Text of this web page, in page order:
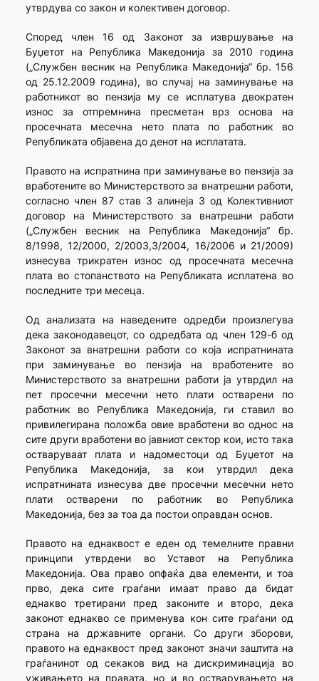
утврдува со закон и колективен договор.
Според член 16 од Законот за извршување на
Буџетот на Република Македонија за 2010 година
(„Службен весник на Република Македонија“ бр. 156
од 25.12.2009 година), во случај на заминување на
работникот во пензија му се исплатува двократен
износ за отпремнина пресметан врз основа на
просечната месечна нето плата по работник во
Републиката објавена до денот на исплатата.
Правото на испратнина при заминување во пензија за
вработените во Министерството за внатрешни работи,
согласно член 87 став 3 алинеја 3 од Колективниот
договор на Министерството за внатрешни работи
(„Службен весник на Република Македонија“ бр.
8/1998, 12/2000, 2/2003,3/2004, 16/2006 и 21/2009)
изнесува трикратен износ од просечната месечна
плата во стопанството на Републиката исплатена во
последните три месеца.
Од анализата на наведените одредби произлегува
дека законодавецот, со одредбата од член 129-б од
Законот за внатрешни работи со која испратнината
при заминување во пензија на вработените во
Министерството за внатрешни работи ја утврдил на
пет просечни месечни нето плати остварени по
работник во Република Македонија, ги ставил во
привилегирана положба овие вработени во однос на
сите други вработени во јавниот сектор кои, исто така
остваруваат плата и надоместоци од Буџетот на
Република Македонија, за кои утврдил дека
испратнината изнесува две просечни месечни нето
плати остварени по работник во Република
Македонија, без за тоа да постои оправдан основ.
Правото на еднаквост е еден од темелните правни
принципи утврдени во Уставот на Република
Македонија. Ова право опфаќа два елементи, и тоа
прво, дека сите граѓани имаат право да бидат
еднакво третирани пред законите и второ, дека
законот еднакво се применува кон сите граѓани од
страна на државните органи. Со други зборови,
правото на еднаквост пред законот значи заштита на
граѓанинот од секаков вид на дискриминација во
уживањето на правата, но и во остварувањето на